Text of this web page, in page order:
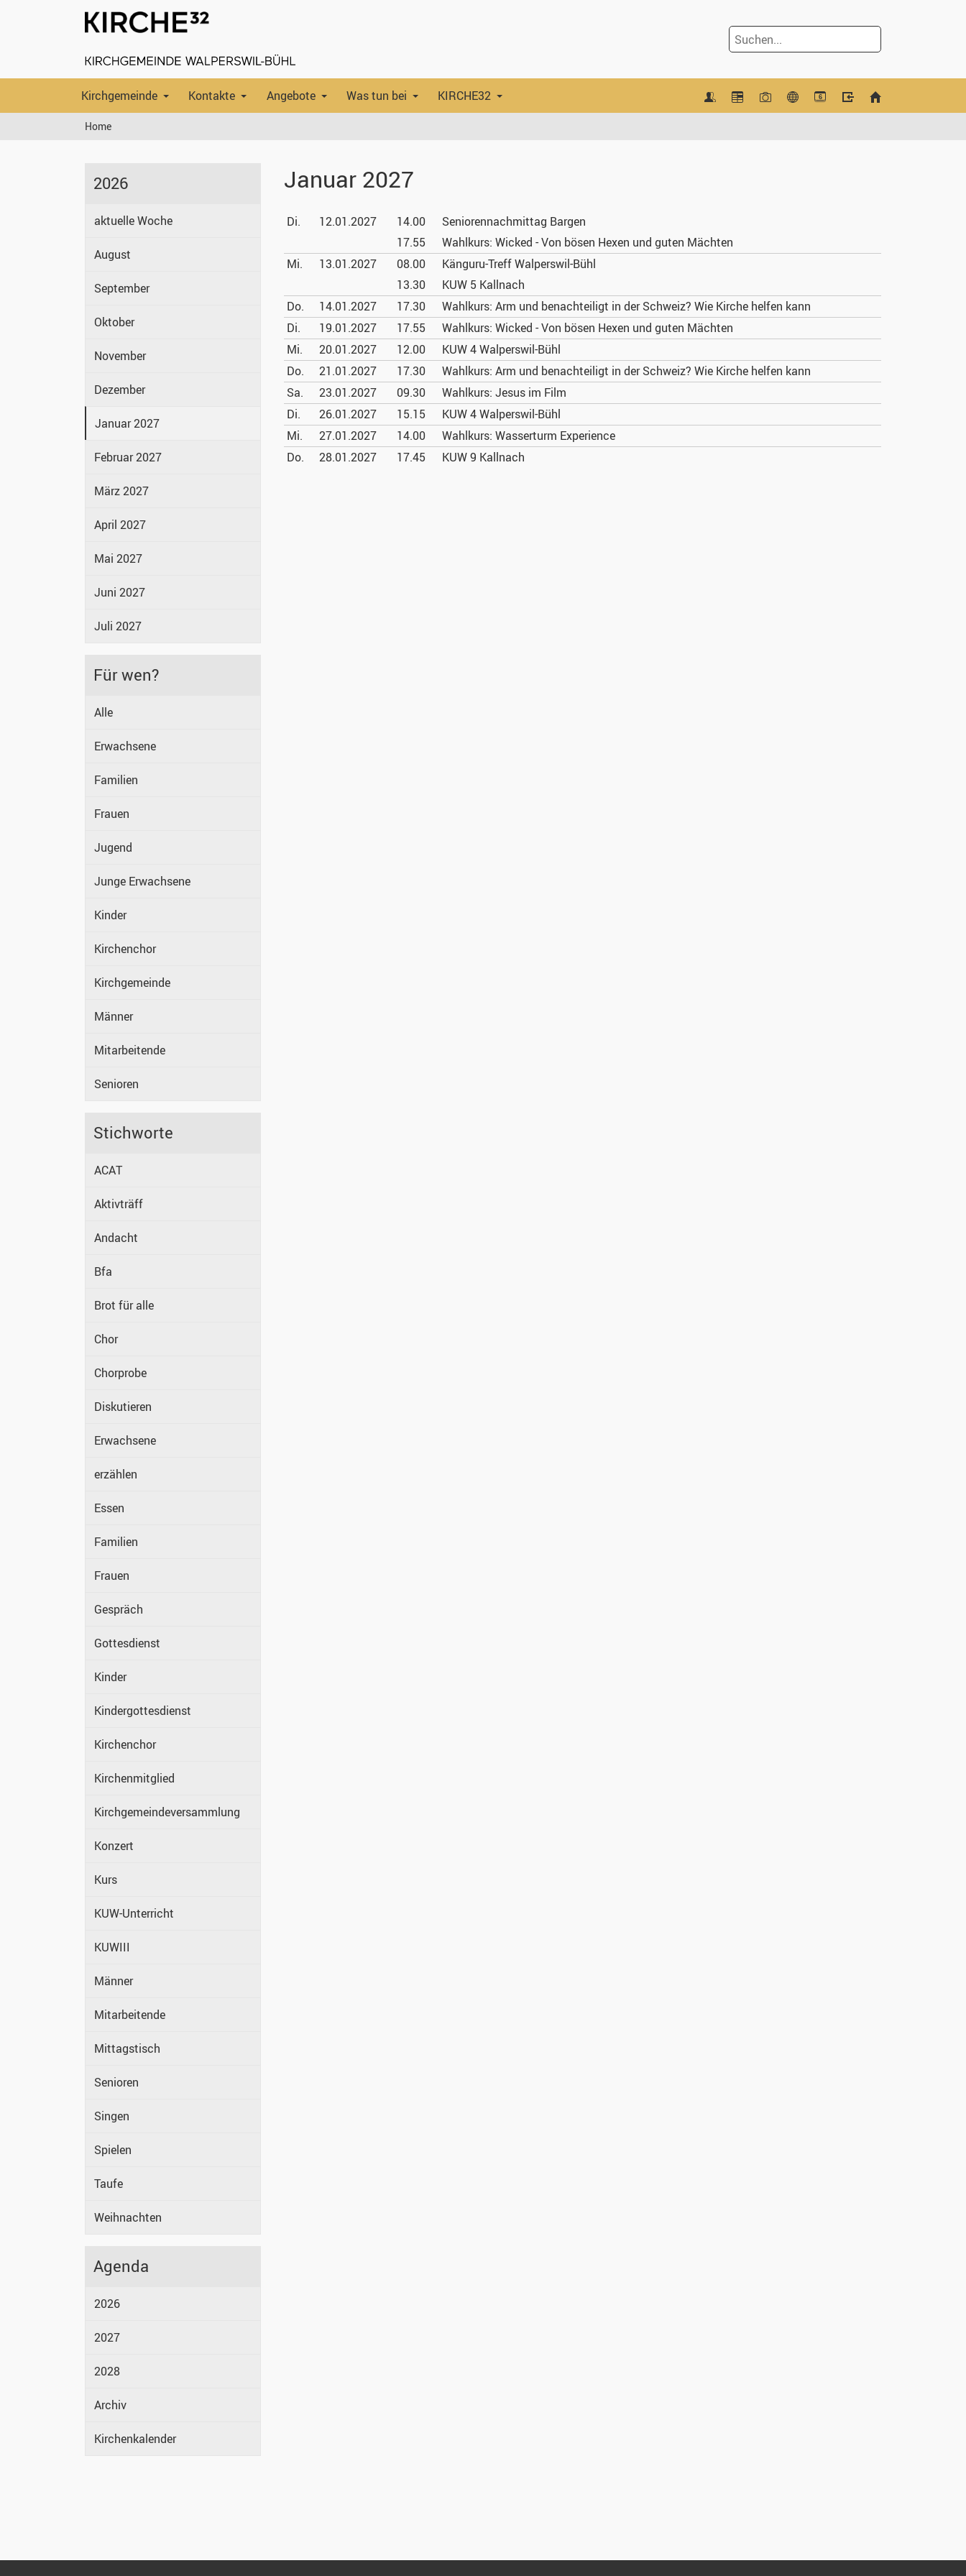
6
Kirchgemeinde Kontakte Angebote Was tun bei KIRCHE32
Home
2026
aktuelle Woche
August
September
Oktober
November
Dezember
Januar 2027
Februar 2027
März 2027
April 2027
Mai 2027
Juni 2027
Juli 2027
Für wen?
Alle
Erwachsene
Familien
Frauen
Jugend
Junge Erwachsene
Kinder
Kirchenchor
Kirchgemeinde
Männer
Mitarbeitende
Senioren
Stichworte
ACAT
Aktivträff
Andacht
Bfa
Brot für alle
Chor
Chorprobe
Diskutieren
Erwachsene
erzählen
Essen
Familien
Frauen
Gespräch
Gottesdienst
Kinder
Kindergottesdienst
Kirchenchor
Kirchenmitglied
Kirchgemeindeversammlung
Konzert
Kurs
KUW-Unterricht
KUWIII
Männer
Mitarbeitende
Mittagstisch
Senioren
Singen
Spielen
Taufe
Weihnachten
Agenda
2026
2027
2028
Archiv
Kirchenkalender
Januar 2027
Di. 12.01.2027 14.00
Seniorennachmittag Bargen
17.55
Wahlkurs: Wicked - Von bösen Hexen und guten Mächten
Mi.
13.01.2027 08.00
Känguru-Treff Walperswil-Bühl
13.30
KUW 5 Kallnach
Do.
14.01.2027 17.30
Wahlkurs: Arm und benachteiligt in der Schweiz? Wie Kirche helfen kann
Di.
19.01.2027 17.55
Wahlkurs: Wicked - Von bösen Hexen und guten Mächten
Mi.
20.01.2027 12.00
KUW 4 Walperswil-Bühl
Do.
21.01.2027 17.30
Wahlkurs: Arm und benachteiligt in der Schweiz? Wie Kirche helfen kann
Sa.
23.01.2027 09.30
Wahlkurs: Jesus im Film
Di.
26.01.2027 15.15
KUW 4 Walperswil-Bühl
Mi.
27.01.2027 14.00
Wahlkurs: Wasserturm Experience
Do.
28.01.2027 17.45 KUW 9 Kallnach